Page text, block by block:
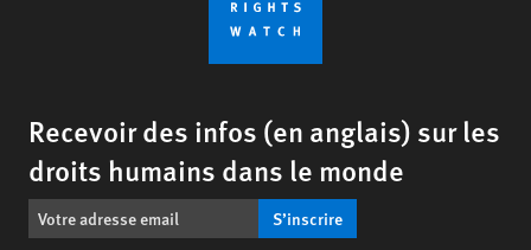
Recevoir des infos (en anglais) sur les
droits humains dans le monde
S’inscrire